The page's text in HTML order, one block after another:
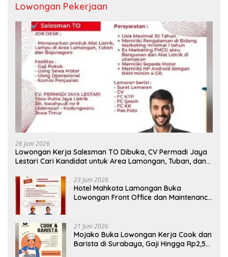
Lowongan Pekerjaan
26 Juni 2026
Lowongan Kerja Salesman TO Dibuka, CV Permadi Jaya
Lestari Cari Kandidat untuk Area Lamongan, Tuban, dan
23 Juni 2026
Hotel Mahkota Lamongan Buka
Lowongan Front Office dan Maintenance
21 Juni 2026
Mojako Buka Lowongan Kerja Cook dan
Barista di Surabaya, Gaji Hingga Rp2,5